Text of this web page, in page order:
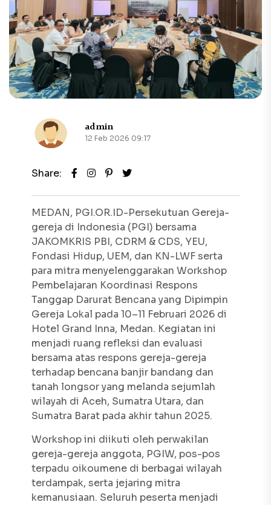
admin
12 Feb 2026 09:17
Share:
MEDAN, PGI.OR.ID-Persekutuan Gereja-
gereja di Indonesia (PGI) bersama
JAKOMKRIS PBI, CDRM & CDS, YEU,
Fondasi Hidup, UEM, dan KN-LWF serta
para mitra menyelenggarakan Workshop
Pembelajaran Koordinasi Respons
Tanggap Darurat Bencana yang Dipimpin
Gereja Lokal pada 10–11 Februari 2026 di
Hotel Grand Inna, Medan. Kegiatan ini
menjadi ruang refleksi dan evaluasi
bersama atas respons gereja-gereja
terhadap bencana banjir bandang dan
tanah longsor yang melanda sejumlah
wilayah di Aceh, Sumatra Utara, dan
Sumatra Barat pada akhir tahun 2025.
Workshop ini diikuti oleh perwakilan
gereja-gereja anggota, PGIW, pos-pos
terpadu oikoumene di berbagai wilayah
terdampak, serta jejaring mitra
kemanusiaan. Seluruh peserta menjadi